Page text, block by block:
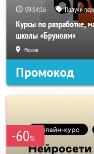
09:54:16 Получи
Курсы по разработке,
школы «Бруноям»
Россия
Промокод
-60%